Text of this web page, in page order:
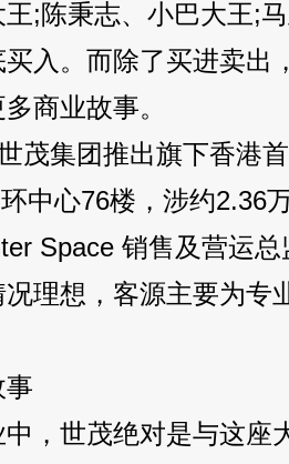
;陈秉志、小巴大王;
入。而除了买进卖出
商业故事。
茂集团推出旗下香港
中心76楼，涉约2.36
Space 销售及营运
理想，客源主要为专
事
，世茂绝对是与这座